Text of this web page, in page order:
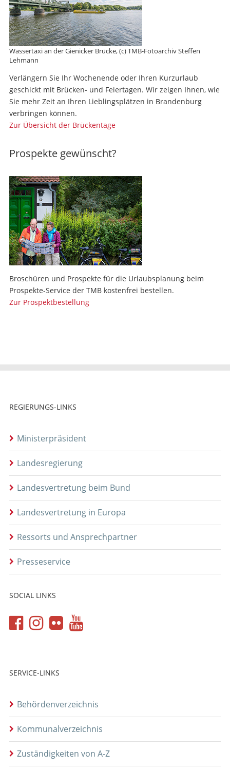
Wassertaxi an der Gienicker Brücke, (c) TMB-Fotoarchiv Steffen
Lehmann
Verlängern Sie Ihr Wochenende oder Ihren Kurzurlaub
geschickt mit Brücken- und Feiertagen. Wir zeigen Ihnen, wie
Sie mehr Zeit an Ihren Lieblingsplätzen in Brandenburg
verbringen können.
Zur Übersicht der Brückentage
Prospekte gewünscht?
Broschüren und Prospekte für die Urlaubsplanung beim
Prospekte-Service der TMB kostenfrei bestellen.
Zur Prospektbestellung
REGIERUNGS-LINKS
Ministerpräsident
Landesregierung
Landesvertretung beim Bund
Landesvertretung in Europa
Ressorts und Ansprechpartner
Presseservice
SOCIAL LINKS
SERVICE-LINKS
Behördenverzeichnis
Kommunalverzeichnis
Zuständigkeiten von A-Z